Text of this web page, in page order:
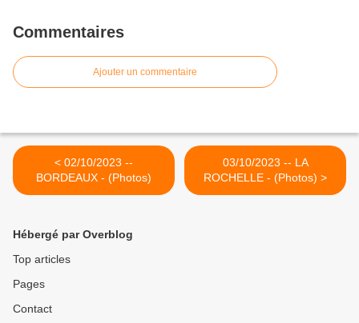
Commentaires
Ajouter un commentaire
< 02/10/2023 --
BORDEAUX - (Photos)
03/10/2023 -- LA
ROCHELLE - (Photos) >
Hébergé par Overblog
Top articles
Pages
Contact